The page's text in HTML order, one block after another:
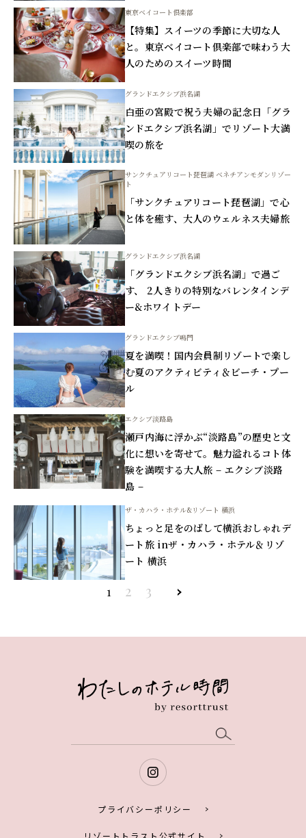
東京ベイコート倶楽部
【特集】スイーツの季節に大切な人
と。東京ベイコート倶楽部で味わう大
人のためのスイーツ時間
グランドエクシブ浜名湖
白亜の宮殿で祝う夫婦の記念日「グラ
ンドエクシブ浜名湖」でリゾート大満
喫の旅を
サンクチュアリコート琵琶湖 ベネチアンモダンリゾー
ト
「サンクチュアリコート琵琶湖」で心
と体を癒す、大人のウェルネス夫婦旅
グランドエクシブ浜名湖
「グランドエクシブ浜名湖」で過ご
す、 2人きりの特別なバレンタインデ
ー&ホワイトデー
グランドエクシブ鳴門
夏を満喫！国内会員制リゾートで楽し
む夏のアクティビティ＆ビーチ・プー
ル
エクシブ淡路島
瀬戸内海に浮かぶ“淡路島”の歴史と文
化に想いを寄せて。魅力溢れるコト体
験を満喫する大人旅 – エクシブ淡路
島 –
ザ・カハラ・ホテル&リゾート 横浜
ちょっと足をのばして横浜おしゃれデ
ート旅 inザ・カハラ・ホテル＆リゾ
ート 横浜
1 2 3 »
プライバシーポリシー
リゾートトラスト公式サイト